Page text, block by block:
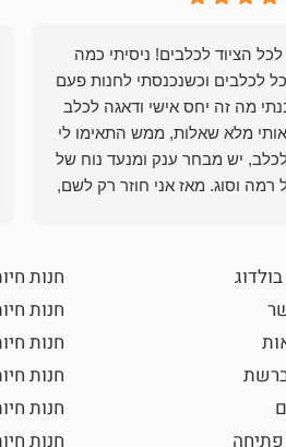
הציוד לכלבים! ניסיתי כמה
לכלבים וכשנכנסתי לחנות פעם
מה זה יחס אישי ודאגה לכלב
מלא שאלות, ממש התאימו לי
יש מבחר ענק ומנעד נוח של
רמה וסוג. מאז אני חוזר רק לשם,
ברשת
חנות
חנות
חנות
חנות
חנות
חנות